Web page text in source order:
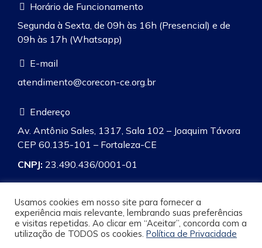
Horário de Funcionamento
Segunda à Sexta, de 09h às 16h (Presencial) e de
09h às 17h (Whatsapp)
E-mail
atendimento@corecon-ce.org.br
Endereço
Av. Antônio Sales, 1317, Sala 102 – Joaquim Távora
CEP 60.135-101 – Fortaleza-CE
CNPJ: 23.490.436/0001-01
Pesquisa
Usamos cookies em nosso site para fornecer a
experiência mais relevante, lembrando suas preferências
e visitas repetidas. Ao clicar em “Aceitar”, concorda com a
utilização de TODOS os cookies. Política de Privacidade